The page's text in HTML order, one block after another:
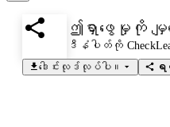
ဤရှာဖွေမှုကို မျှ
ဒီနံပါတ်ကို
ဒေါင်းလုဒ်လုပ်ပါ။
ရ